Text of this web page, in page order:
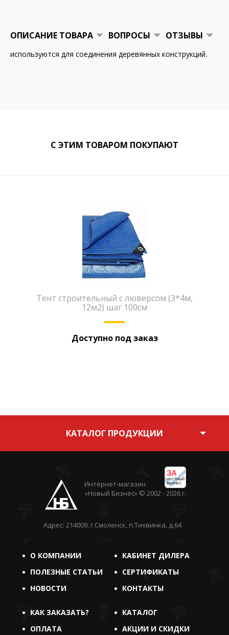
ОПИСАНИЕ ТОВАРА ВОПРОСЫ ОТЗЫВЫ
используются для соединения деревянных конструкций.
С ЭТИМ ТОВАРОМ ПОКУПАЮТ
Тент строительный с люверсом (3*4м,
12м2) шаг 100см
Доступно под заказ
КАТАЛОГ ПРОДУКЦИИ
ЗА
ЧЕСТНЫЙ
БИЗНЕС
Интернет-магазин
«Новый Бизнес» © 2002 - 2026 г.
Адрес: 214009, г.Смоленск, п.Тихвинка, д.64
О КОМПАНИИ
КАБИНЕТ ДИЛЕРА
ПОЛЕЗНЫЕ СТАТЬИ
СЕРТИФИКАТЫ
НОВОСТИ
КОНТАКТЫ
КАК ЗАКАЗАТЬ?
КАТАЛОГ
ОПЛАТА
АКЦИИ И СКИДКИ